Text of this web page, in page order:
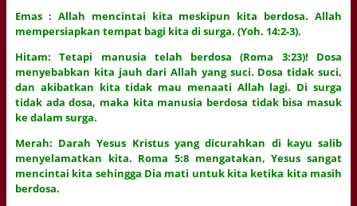
Emas : Allah mencintai kita meskipun kita berdosa. Allah
mempersiapkan tempat bagi kita di surga. (Yoh. 14:2-3).
Hitam: Tetapi manusia telah berdosa (Roma 3:23)! Dosa
menyebabkan kita jauh dari Allah yang suci. Dosa tidak suci,
dan akibatkan kita tidak mau menaati Allah lagi. Di surga
tidak ada dosa, maka kita manusia berdosa tidak bisa masuk
ke dalam surga.
Merah: Darah Yesus Kristus yang dicurahkan di kayu salib
menyelamatkan kita. Roma 5:8 mengatakan, Yesus sangat
mencintai kita sehingga Dia mati untuk kita ketika kita masih
berdosa.